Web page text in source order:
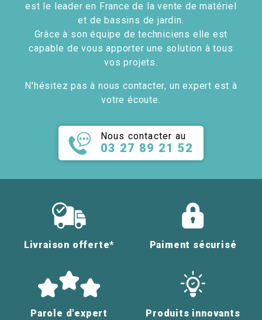
est le leader en France de la vente de matériel
et de bassins de jardin.
Grâce à son équipe de techniciens elle est
capable de vous apporter une solution à tous
vos projets.
N'hésitez pas à nous contacter, un expert est à
votre écoute.
Nous contacter au
03 27 89 21 52
Livraison offerte* Paiment sécurisé
Parole d'expert Produits innovants